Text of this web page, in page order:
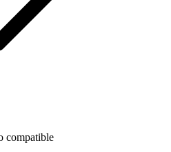
compatible